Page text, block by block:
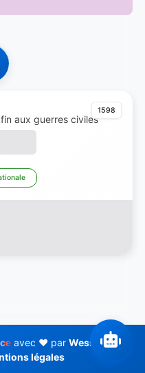
1598
aux guerres civiles
avec ❤️ par Wess Soft
légales